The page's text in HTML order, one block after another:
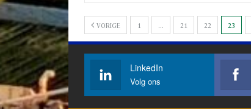
VORIGE 1 … 21 22 23
LinkedIn
Volg ons